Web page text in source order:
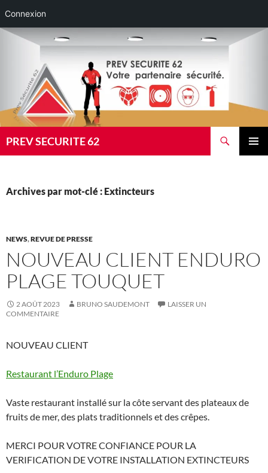
Connexion
Aller
PREV SECURITE 62
Archives par mot-clé : Extincteurs
NEWS,REVUE DE PRESSE
NOUVEAU CLIENT ENDURO
PLAGE TOUQUET
2 AOÛT 2023 BRUNO SAUDEMONT
LAISSER UN
COMMENTAIRE
NOUVEAU CLIENT
Restaurant l’Enduro Plage
Vaste restaurant installé sur la côte servant des plateaux de
fruits de mer, des plats traditionnels et des crêpes.
MERCI POUR VOTRE CONFIANCE POUR LA
VERIFICATION DE VOTRE INSTALLATION EXTINCTEURS